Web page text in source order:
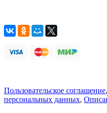
Пользовательское соглашение,
персональных данных,